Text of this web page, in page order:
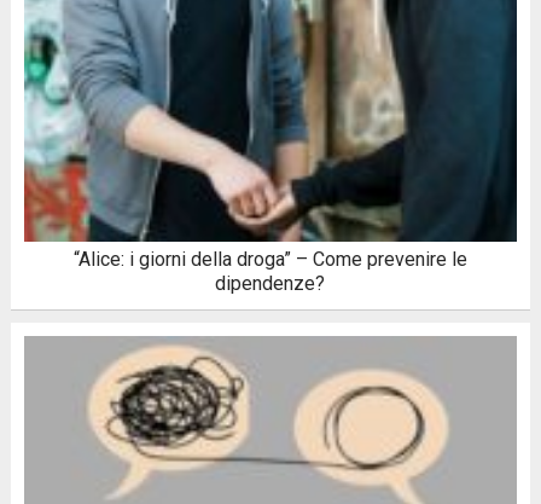
“Alice: i giorni della droga” – Come prevenire le
dipendenze?